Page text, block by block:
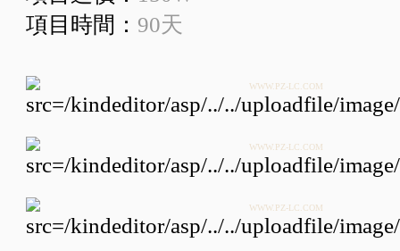
項目時間： 90天
WWW.PZ-LC.COM
WWW.PZ-LC.COM
WWW.PZ-LC.COM